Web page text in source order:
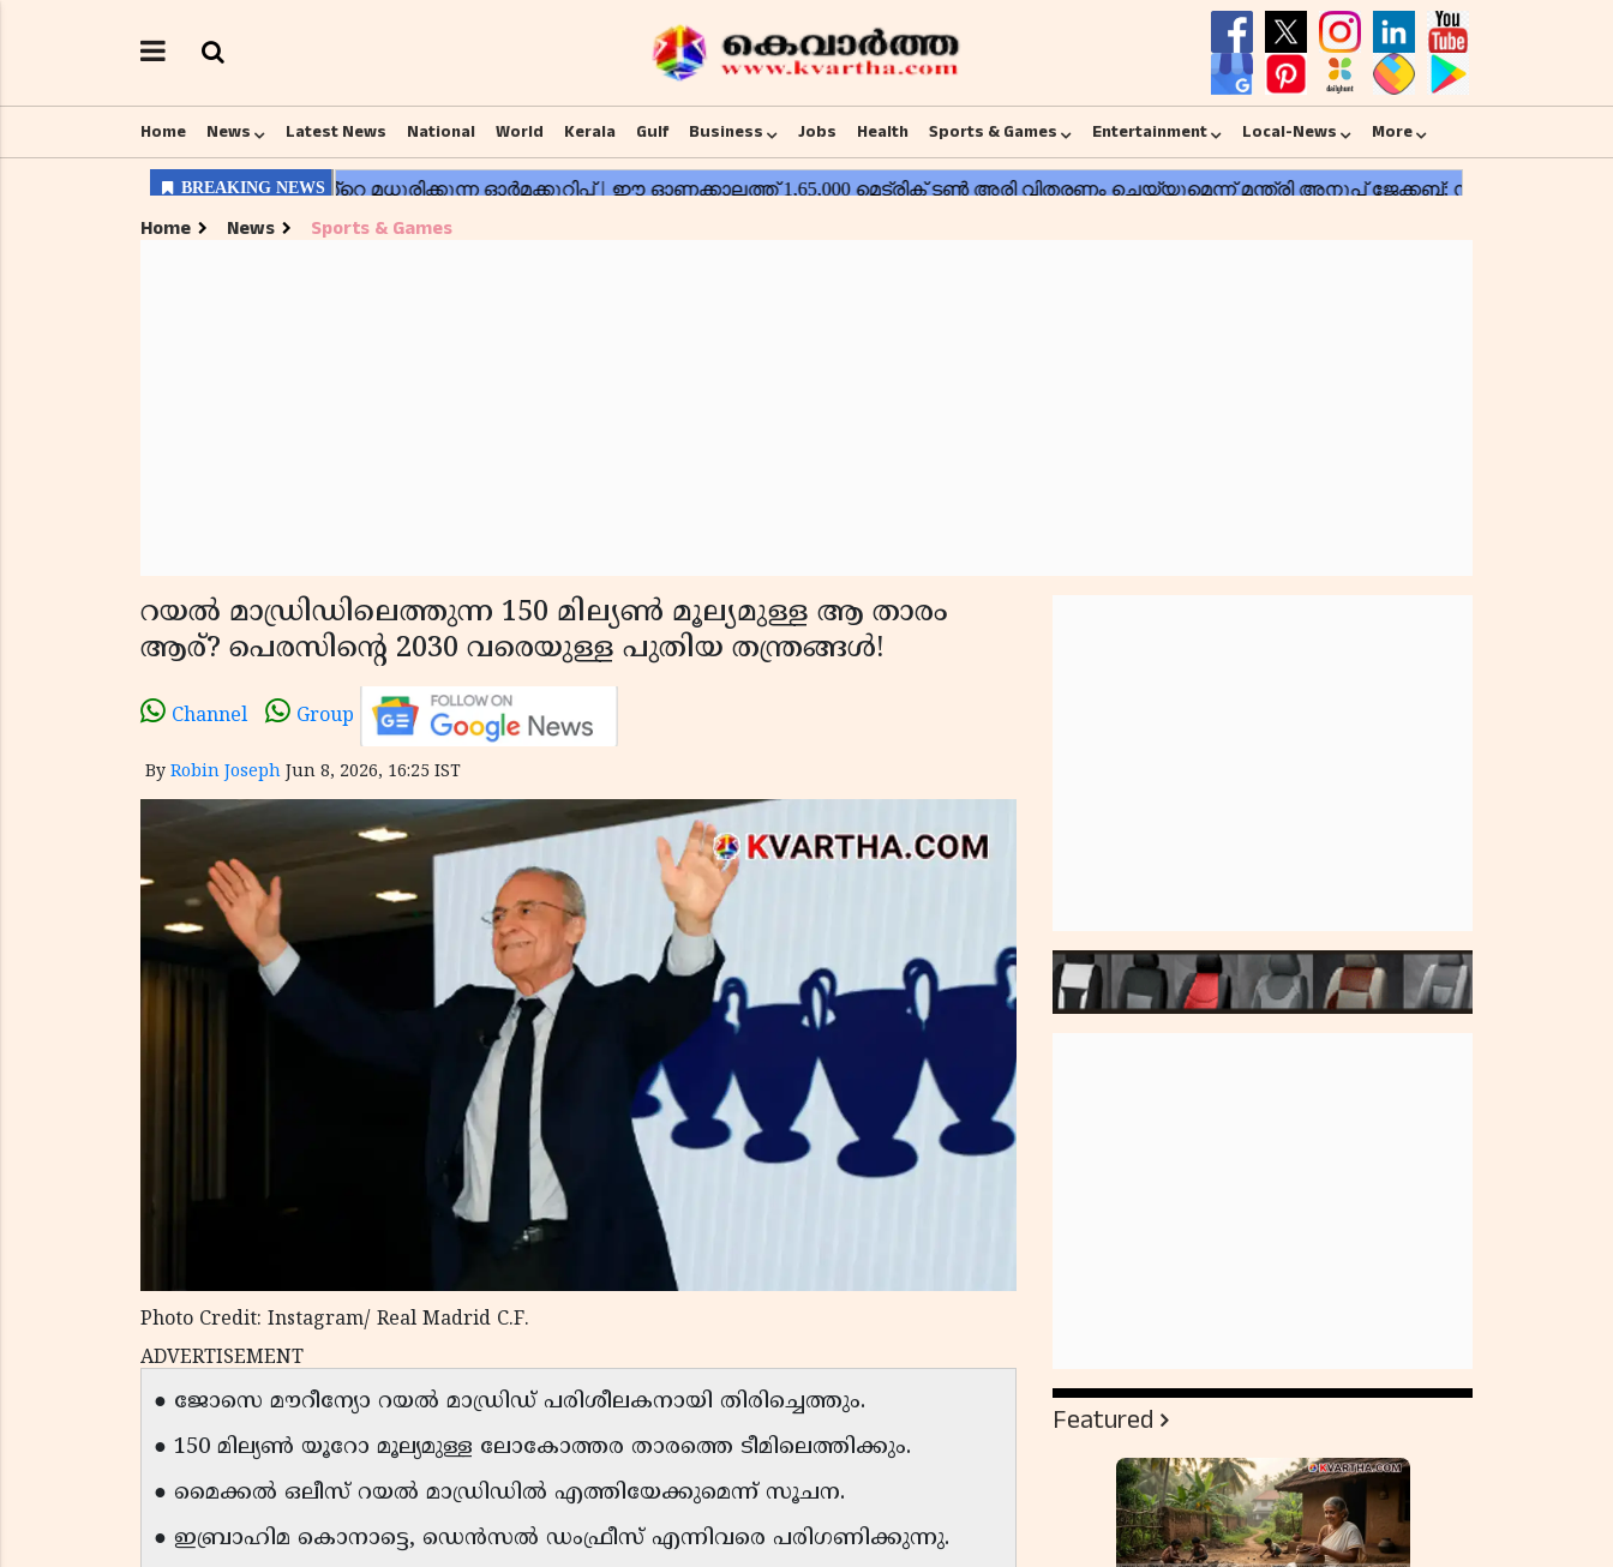
Home News Latest News National World Kerala Gulf Business Jobs Health Sports & Games Entertainment Local-News More
Home News Sports & Games
റയൽ മാഡ്രിഡിലെത്തുന്ന 150 മില്യൺ മൂല്യമുള്ള ആ താരം
ആര്? പെരസിന്റെ 2030 വരെയുള്ള പുതിയ തന്ത്രങ്ങൾ!
Channel Group
By Robin Joseph Jun 8, 2026, 16:25 IST
Photo Credit: Instagram/ Real Madrid C.F.
ADVERTISEMENT
● ജോസെ മൗറീന്യോ റയൽ മാഡ്രിഡ് പരിശീലകനായി തിരിച്ചെത്തും.
● 150 മില്യൺ യൂറോ മൂല്യമുള്ള ലോകോത്തര താരത്തെ ടീമിലെത്തിക്കും.
● മൈക്കൽ ഒലീസ് റയൽ മാഡ്രിഡിൽ എത്തിയേക്കുമെന്ന് സൂചന.
● ഇബ്രാഹിമ കൊനാട്ടെ, ഡെൻസൽ ഡംഫ്രീസ് എന്നിവരെ പരിഗണിക്കുന്നു.
Featured